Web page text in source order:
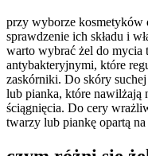
przy wyborze kosmetyków
sprawdzenie ich składu i
warto wybrać żel do mycia
antybakteryjnymi, które
zaskórniki. Do skóry
lub pianka, które nawilżają
ściągnięcia. Do cery
twarzy lub piankę opartą